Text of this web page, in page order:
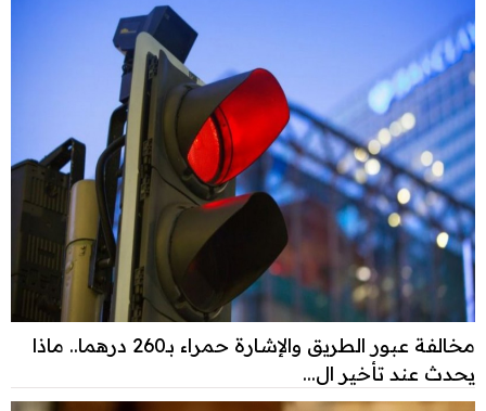
مخالفة عبور الطريق والإشارة حمراء بـ260 درهما.. ماذا
يحدث عند تأخير ال...